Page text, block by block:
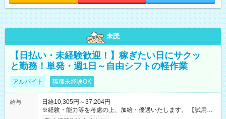
未読
【日払い・未経験歓迎！】稼ぎたい日にサクッ
と勤務！単発・週1日～自由シフトの軽作業
アルバイト 職種未経験OK
給与
日給10,305円～37,204円
※経験・能力等を考慮の上、加給・優遇いたします。 【試用期